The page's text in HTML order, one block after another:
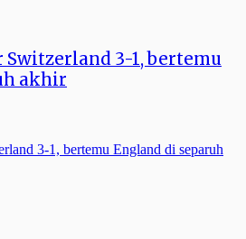
3-1, bertemu
akhir